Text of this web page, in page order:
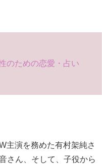
のための恋愛・占い
主演を務めた有村架純さ
さん、そして、子役から